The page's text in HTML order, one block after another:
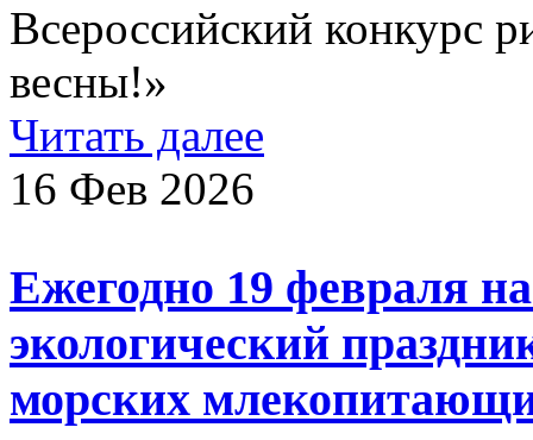
Всероссийский конкурс
весны!»
Читать далее
16 Фев 2026
Ежегодно 19 февраля
экологический
морских